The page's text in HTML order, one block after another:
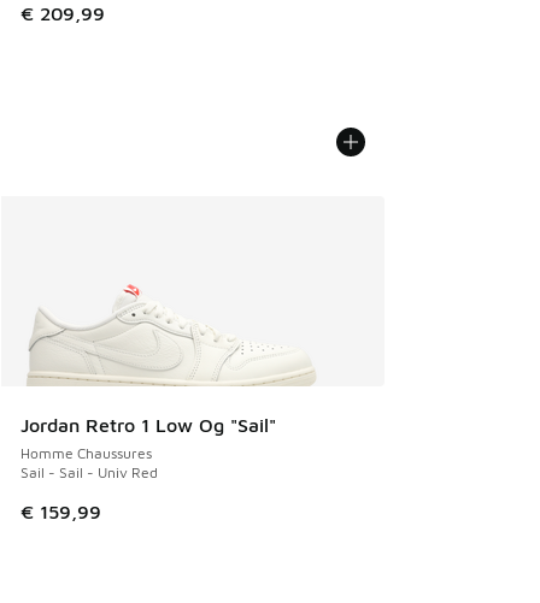
€ 209,99
Jordan Retro 1 Low Og "Sail"
Homme Chaussures
Sail - Sail - Univ Red
€ 159,99